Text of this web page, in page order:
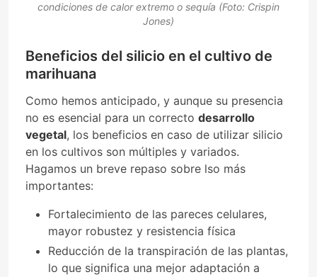
condiciones de calor extremo o sequía (Foto: Crispin
Jones)
Beneficios del silicio en el cultivo de
marihuana
Como hemos anticipado, y aunque su presencia
no es esencial para un correcto desarrollo
vegetal, los beneficios en caso de utilizar silicio
en los cultivos son múltiples y variados.
Hagamos un breve repaso sobre lso más
importantes:
Fortalecimiento de las pareces celulares,
mayor robustez y resistencia física
Reducción de la transpiración de las plantas,
lo que significa una mejor adaptación a